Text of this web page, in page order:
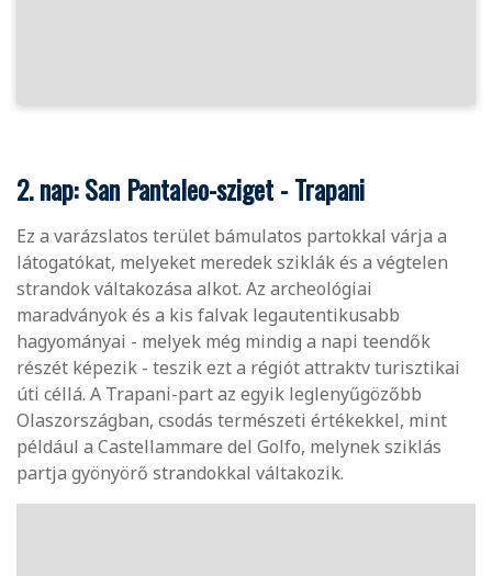
2. nap: San Pantaleo-sziget - Trapani
Ez a varázslatos terület bámulatos partokkal várja a
látogatókat, melyeket meredek sziklák és a végtelen
strandok váltakozása alkot. Az archeológiai
maradványok és a kis falvak legautentikusabb
hagyományai - melyek még mindig a napi teendők
részét képezik - teszik ezt a régiót attraktv turisztikai
úti céllá. A Trapani-part az egyik leglenyűgözőbb
Olaszországban, csodás természeti értékekkel, mint
például a Castellammare del Golfo, melynek sziklás
partja gyönyörő strandokkal váltakozik.